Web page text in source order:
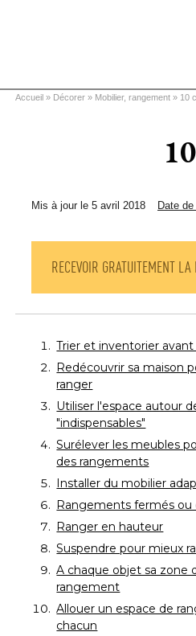
Vous êtes ici
Accueil » Décorer » Mobilier, rangement » 10
Mis à jour le 5 avril 2018 Date
RECEVOIR GRATUITEMENT
Trier et inventorier
Redécouvrir sa maison
ranger
Utiliser l'espace autour
"indispensables"
Surélever les meubles
des rangements
Installer du mobilier
Rangements fermés ou
Ranger en hauteur
Suspendre pour mieux
A chaque objet sa zone
rangement
Allouer un espace de
chacun